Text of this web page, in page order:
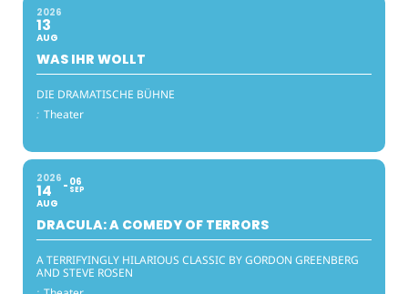
2026
13
AUG
WAS IHR WOLLT
DIE DRAMATISCHE BÜHNE
: Theater
2026
14
AUG
06
SEP
DRACULA: A COMEDY OF TERRORS
A TERRIFYINGLY HILARIOUS CLASSIC BY GORDON GREENBERG
AND STEVE ROSEN